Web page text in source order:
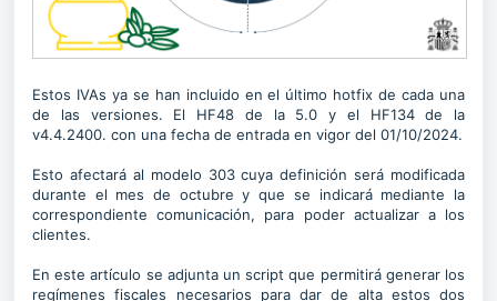
Estos IVAs ya se han incluido en el último hotfix de cada una
de las versiones. El HF48 de la 5.0 y el HF134 de la
v4.4.2400. con una fecha de entrada en vigor del 01/10/2024.
Esto afectará al modelo 303 cuya definición será modificada
durante el mes de octubre y que se indicará mediante la
correspondiente comunicación, para poder actualizar a los
clientes.
En este artículo se adjunta un script que permitirá generar los
regímenes fiscales necesarios para dar de alta estos dos